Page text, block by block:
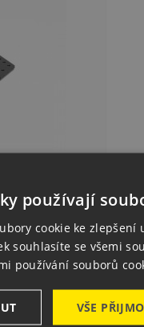
In stock
basket
používají
cookie ke zlepšení
souhlasíte se všemi
používání souborů
VŠE